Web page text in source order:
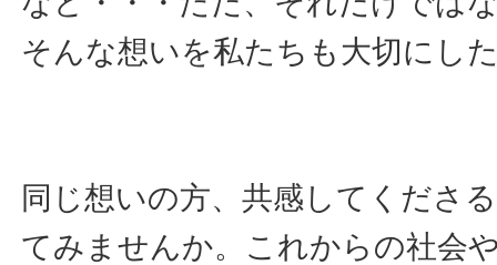
そんな想いを私たちも大切にし
同じ想いの方、共感してくださ
てみませんか。これからの社会